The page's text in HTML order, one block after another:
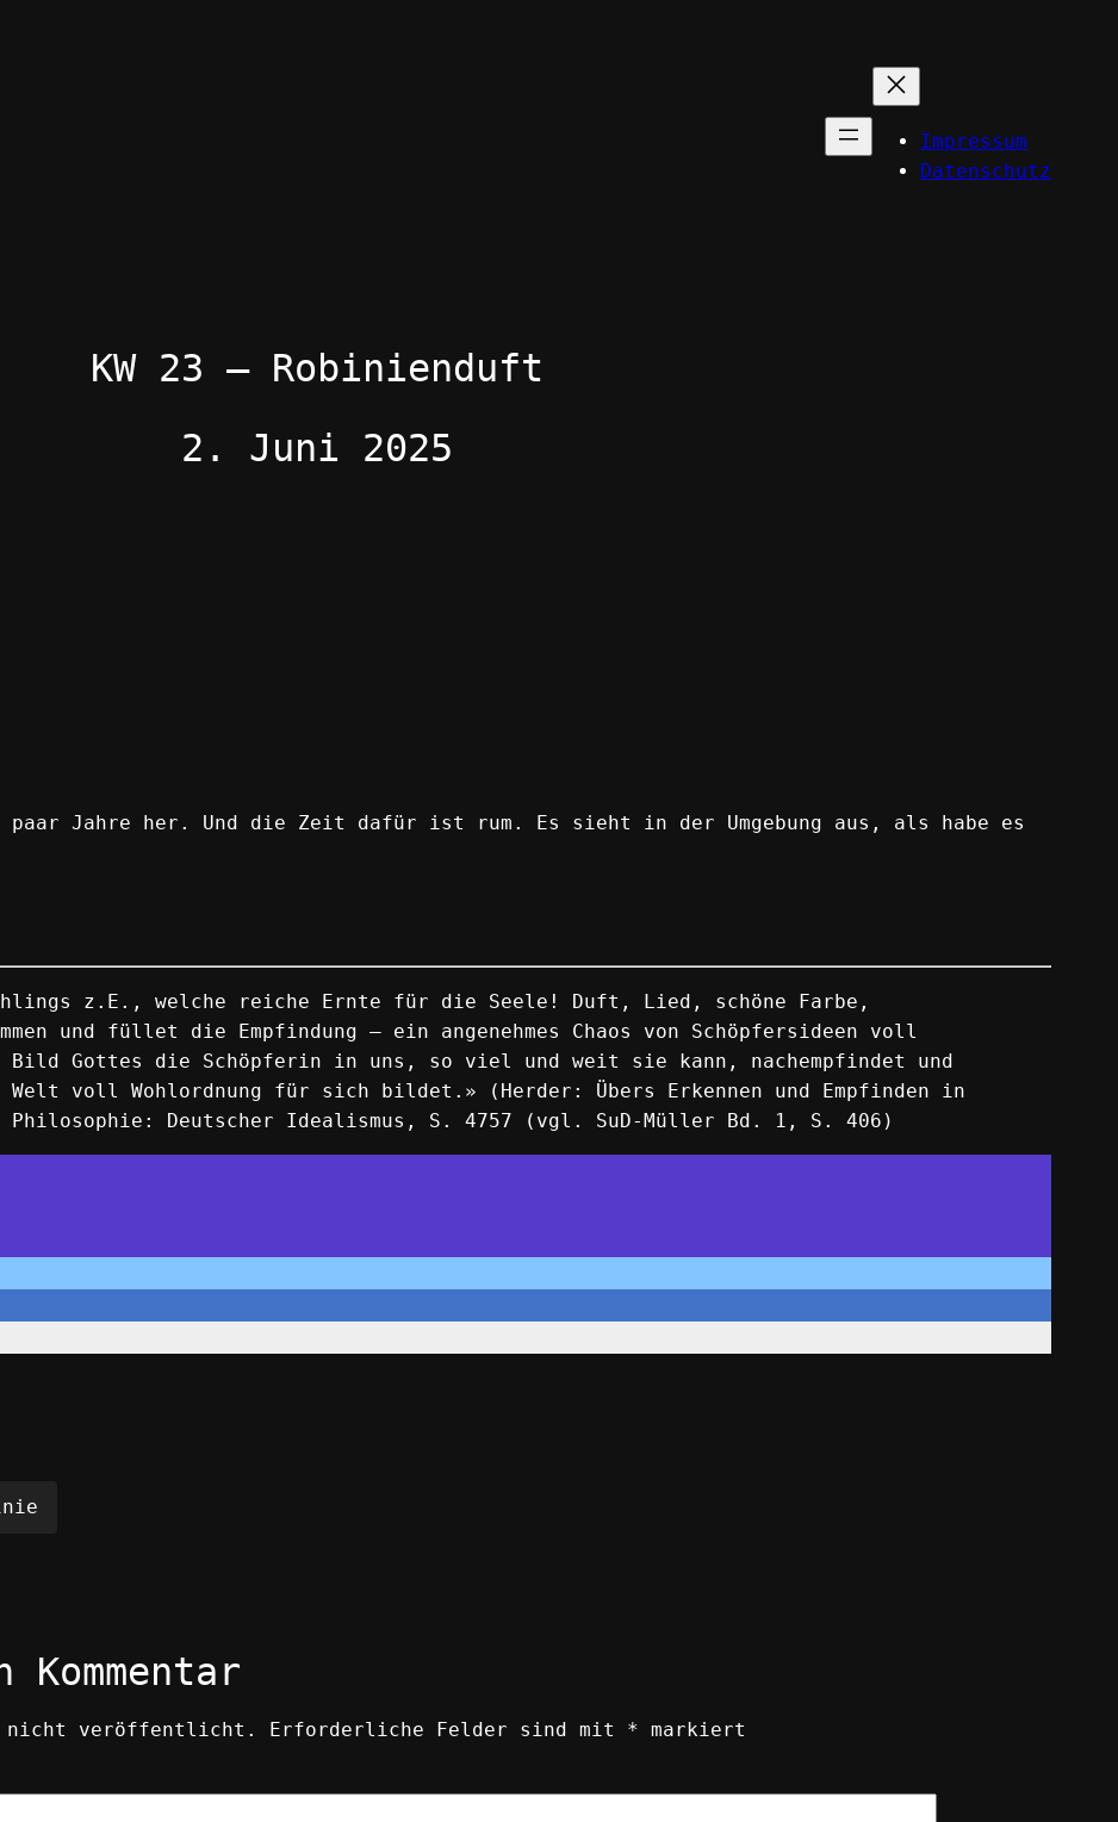
Impressum
Datenschutz
KW 23 – Robinienduft
2. Juni 2025
Jahre her. Und die Zeit dafür ist rum. Es sieht in der Umgebung aus, als habe es
z.E., welche reiche Ernte für die Seele! Duft, Lied, schöne Farbe,
und füllet die Empfindung – ein angenehmes Chaos von Schöpfersideen voll
Bild Gottes die Schöpferin in uns, so viel und weit sie kann, nachempfindet und
voll Wohlordnung für sich bildet.» (Herder: Übers Erkennen und Empfinden in
Philosophie: Deutscher Idealismus, S. 4757 (vgl. SuD-Müller Bd. 1, S. 406)
nicht veröffentlicht. Erforderliche Felder sind mit * markiert